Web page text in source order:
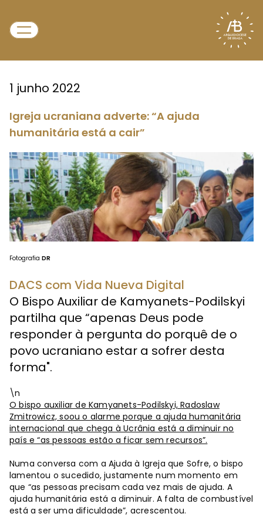
1 junho 2022
Igreja ucraniana adverte: “A ajuda
humanitária está a cair”
Fotografia DR
DACS com Vida Nueva Digital
O Bispo Auxiliar de Kamyanets-Podilskyi
partilha que “apenas Deus pode
responder à pergunta do porquê de o
povo ucraniano estar a sofrer desta
forma".
\n
O bispo auxiliar de Kamyanets-Podilskyi, Radoslaw
Zmitrowicz, soou o alarme porque a ajuda humanitária
internacional que chega à Ucrânia está a diminuir no
país e “as pessoas estão a ficar sem recursos”.
Numa conversa com a Ajuda à Igreja que Sofre, o bispo
lamentou o sucedido, justamente num momento em
que “as pessoas precisam cada vez mais de ajuda. A
ajuda humanitária está a diminuir. A falta de combustível
está a ser uma dificuldade”, acrescentou.